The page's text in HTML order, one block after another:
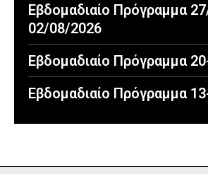
Εβδομαδιαίο Πρόγραμμα
02/08/2026
Εβδομαδιαίο Πρόγραμμα
Εβδομαδιαίο Πρόγραμμα